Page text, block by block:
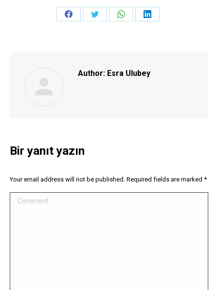
Share
Share
Share
Share
Author: Esra Ulubey
Bir yanıt yazın
Your email address will not be published. Required fields are marked *
Comment